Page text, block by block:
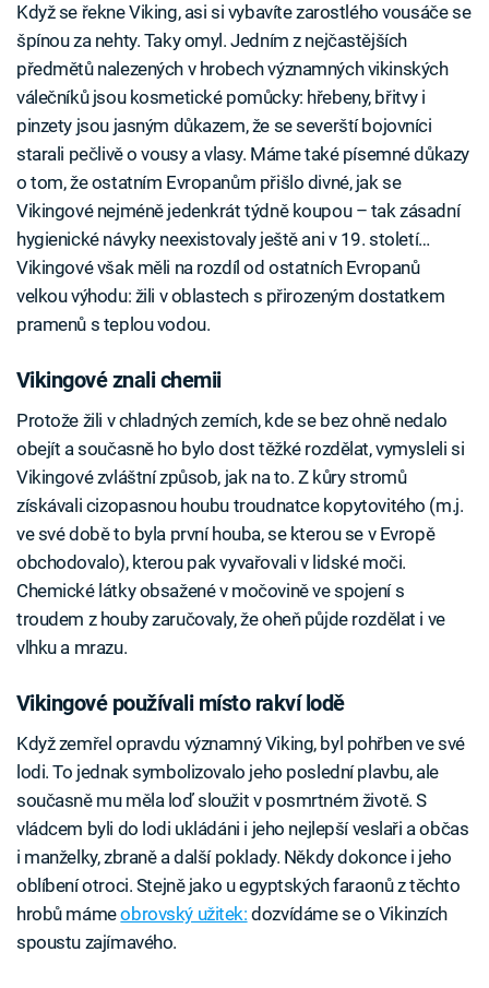
Když se řekne Viking, asi si vybavíte zarostlého vousáče se
špínou za nehty. Taky omyl. Jedním z nejčastějších
předmětů nalezených v hrobech významných vikinských
válečníků jsou kosmetické pomůcky: hřebeny, břitvy i
pinzety jsou jasným důkazem, že se severští bojovníci
starali pečlivě o vousy a vlasy. Máme také písemné důkazy
o tom, že ostatním Evropanům přišlo divné, jak se
Vikingové nejméně jedenkrát týdně koupou – tak zásadní
hygienické návyky neexistovaly ještě ani v 19. století…
Vikingové však měli na rozdíl od ostatních Evropanů
velkou výhodu: žili v oblastech s přirozeným dostatkem
pramenů s teplou vodou.
Vikingové znali chemii
Protože žili v chladných zemích, kde se bez ohně nedalo
obejít a současně ho bylo dost těžké rozdělat, vymysleli si
Vikingové zvláštní způsob, jak na to. Z kůry stromů
získávali cizopasnou houbu troudnatce kopytovitého (m.j.
ve své době to byla první houba, se kterou se v Evropě
obchodovalo), kterou pak vyvařovali v lidské moči.
Chemické látky obsažené v močovině ve spojení s
troudem z houby zaručovaly, že oheň půjde rozdělat i ve
vlhku a mrazu.
Vikingové používali místo rakví lodě
Když zemřel opravdu významný Viking, byl pohřben ve své
lodi. To jednak symbolizovalo jeho poslední plavbu, ale
současně mu měla loď sloužit v posmrtném životě. S
vládcem byli do lodi ukládáni i jeho nejlepší veslaři a občas
i manželky, zbraně a další poklady. Někdy dokonce i jeho
oblíbení otroci. Stejně jako u egyptských faraonů z těchto
hrobů mámeobrovský užitek: dozvídáme se o Vikinzích
spoustu zajímavého.